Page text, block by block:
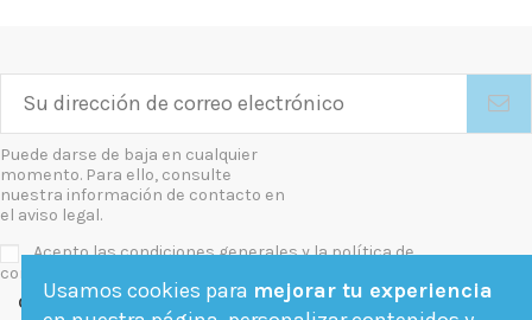
Puede darse de baja en cualquier
momento. Para ello, consulte
nuestra información de contacto en
el aviso legal.
Acepto las condiciones generales y la política de
confidencialidad
Contact us
Usamos cookies para mejorar tu experiencia